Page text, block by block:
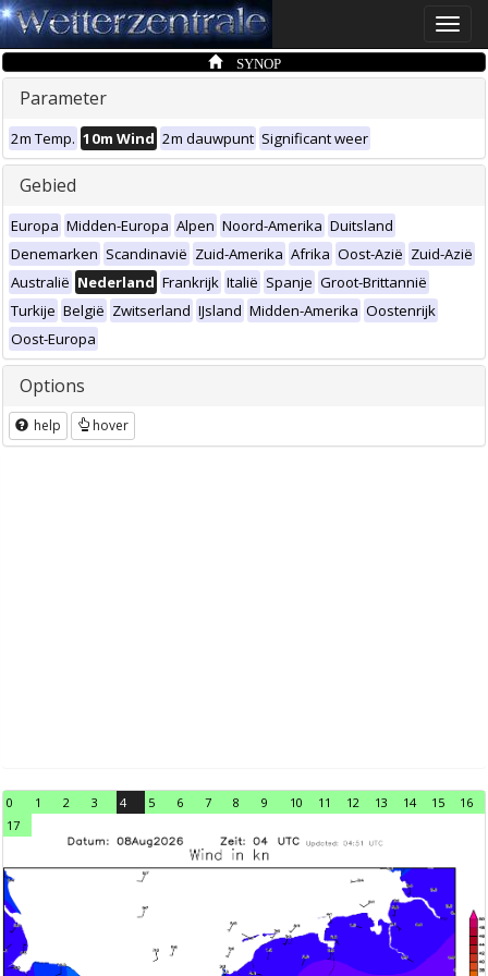
Toggle
SYNOP
Parameter
2m Temp. 10m Wind 2m dauwpunt Significant weer
Gebied
Europa Midden-Europa Alpen Noord-Amerika Duitsland
Denemarken Scandinavië Zuid-Amerika Afrika Oost-Azië Zuid-Azië
Australië Nederland Frankrijk Italië Spanje Groot-Brittannië
Turkije België Zwitserland IJsland Midden-Amerika Oostenrijk
Oost-Europa
Options
help hover
0 1 2 3 4 5 6 7 8 9 10 11 12 13 14 15
16
17